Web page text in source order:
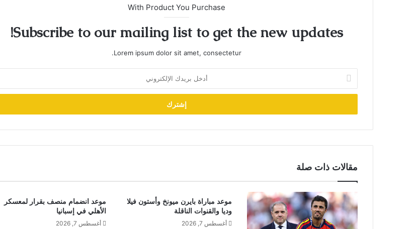
With Product You Purchase
Subscribe to our mailing list to get the new updates!
Lorem ipsum dolor sit amet, consectetur.
بريدك
الإلكتروني
مقالات ذات صلة
موعد مباراة بايرن ميونخ وأستون فيلا
وديا والقنوات الناقلة
أغسطس 7, 2026
موعد انضمام منصف بقرار لمعسكر
الأهلي في إسبانيا
أغسطس 7, 2026